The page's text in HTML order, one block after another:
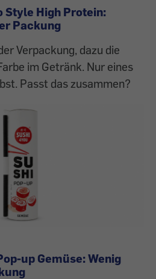
Style High Protein:
Packung
Verpackung, dazu die
im Getränk. Nur eines
Passt das zusammen?
up Gemüse: Wenig